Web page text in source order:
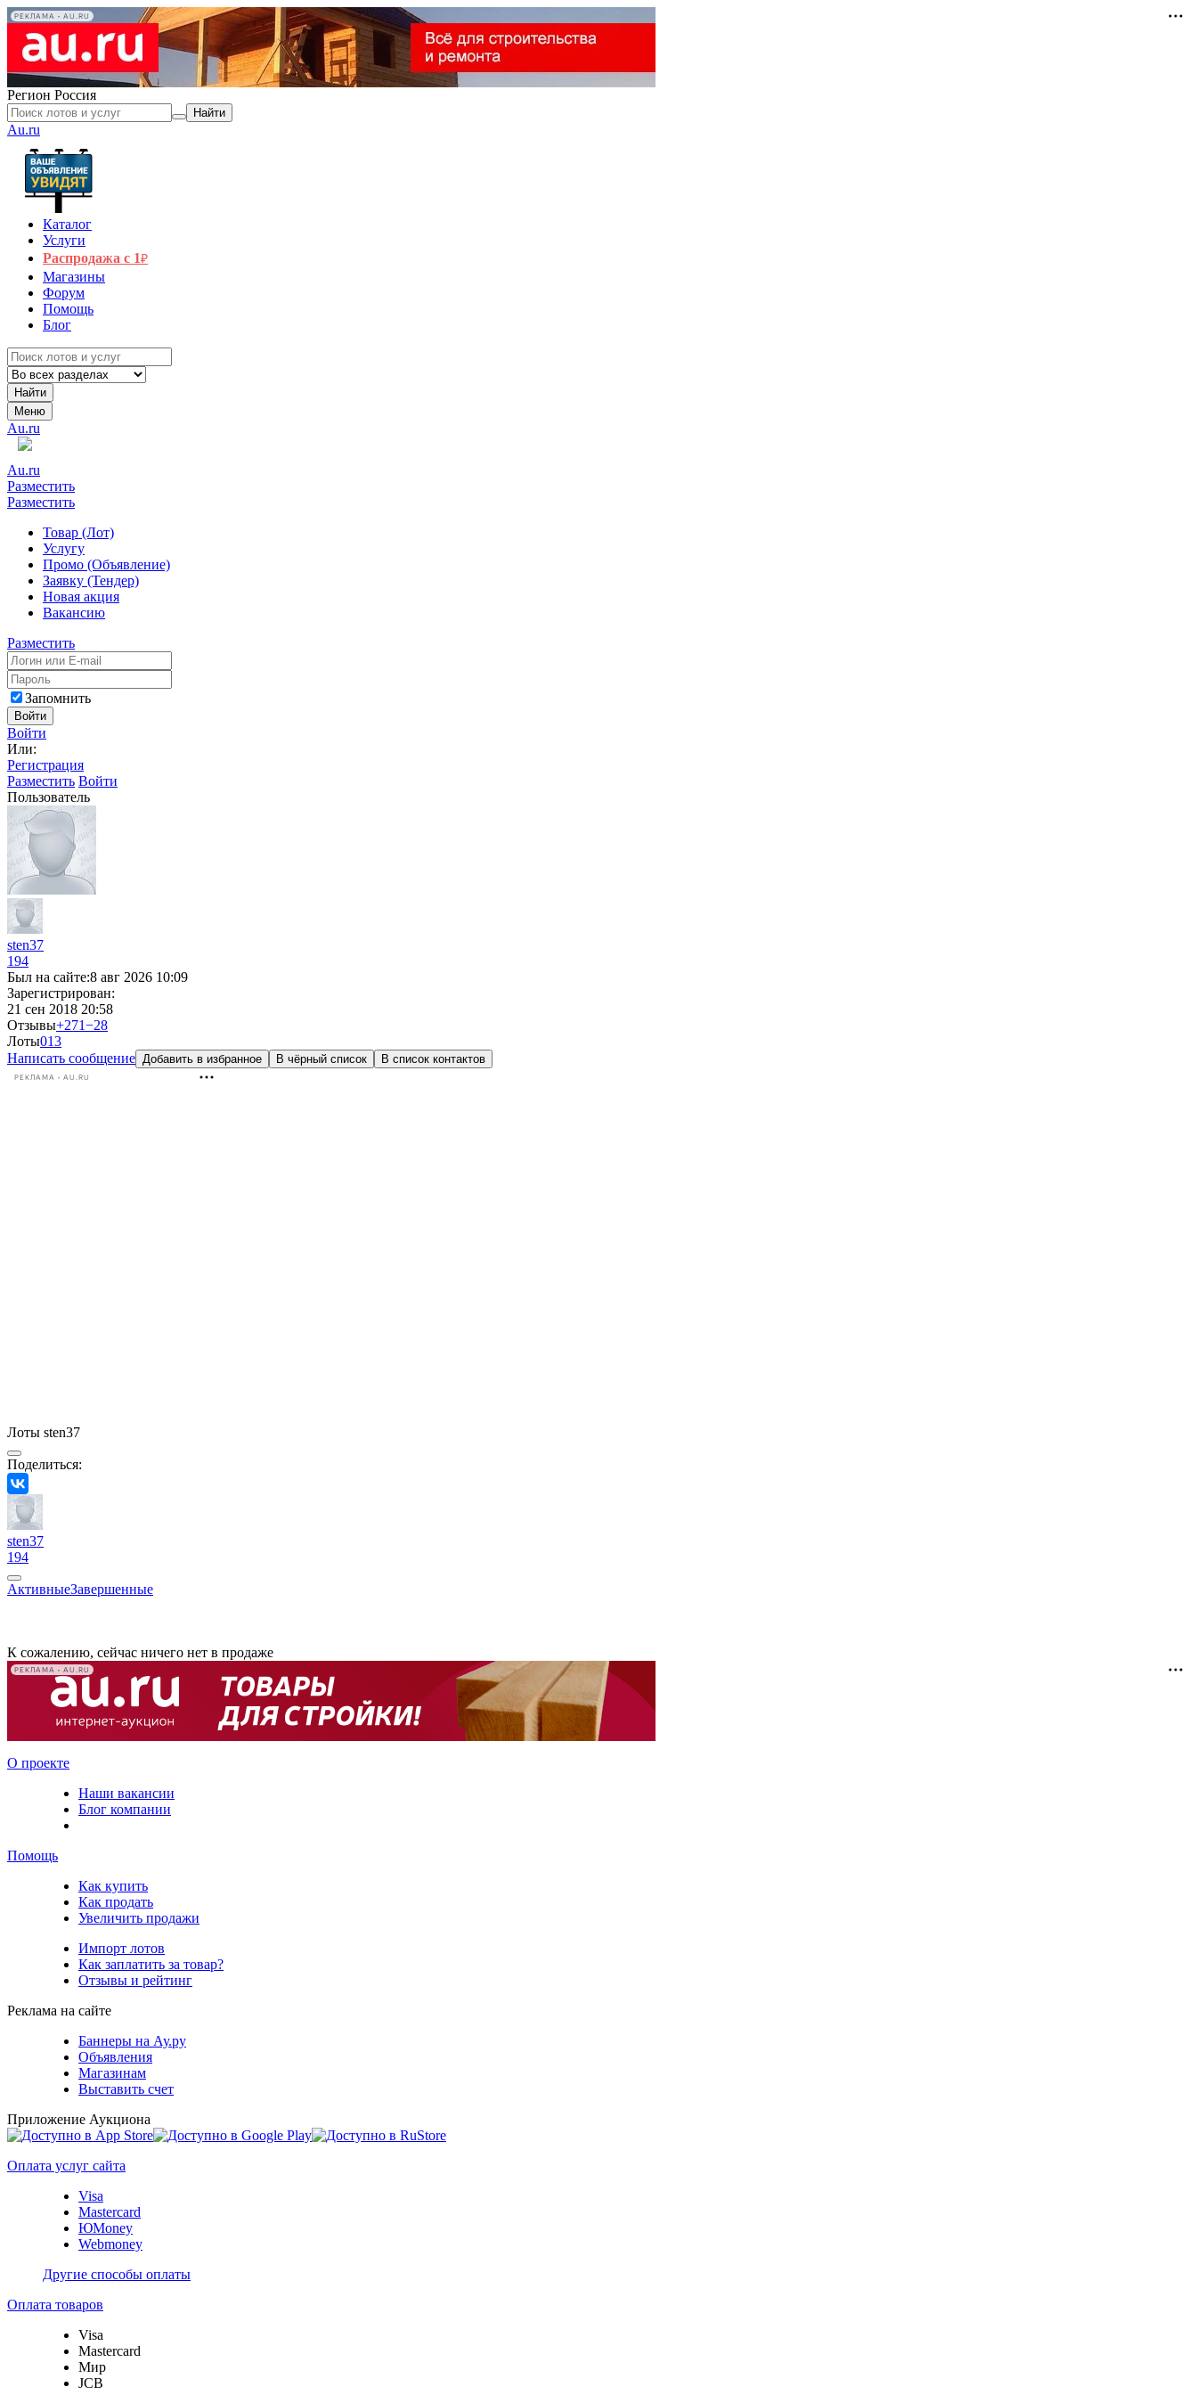
РЕКЛАМА • AU.RU
Регион Россия
Найти
Au.ru
Каталог
Услуги
Распродажа с 1₽
Магазины
Форум
Помощь
Блог
Найти
Меню
Au.ru
Au.ru
Разместить
Разместить
Товар (Лот)
Услугу
Промо (Объявление)
Заявку (Тендер)
Новая акция
Вакансию
Разместить
Запомнить
Войти
Войти
Или:
Регистрация
Разместить Войти
Пользователь
sten37
194
Был на сайте:8 авг 2026 10:09
Зарегистрирован:
21 сен 2018 20:58
Отзывы+271−28
Лоты013
Написать сообщение Добавить в избранное В чёрный список В список контактов
РЕКЛАМА • AU.RU
Лоты sten37
Поделиться:
sten37
194
АктивныеЗавершенные
К сожалению, сейчас ничего нет в продаже
РЕКЛАМА • AU.RU
О проекте
Наши вакансии
Блог компании
Помощь
Как купить
Как продать
Увеличить продажи
Импорт лотов
Как заплатить за товар?
Отзывы и рейтинг
Реклама на сайте
Баннеры на Ау.ру
Объявления
Магазинам
Выставить счет
Приложение Аукциона
Оплата услуг сайта
Visa
Mastercard
ЮMoney
Webmoney
Другие способы оплаты
Оплата товаров
Visa
Mastercard
Мир
JCB